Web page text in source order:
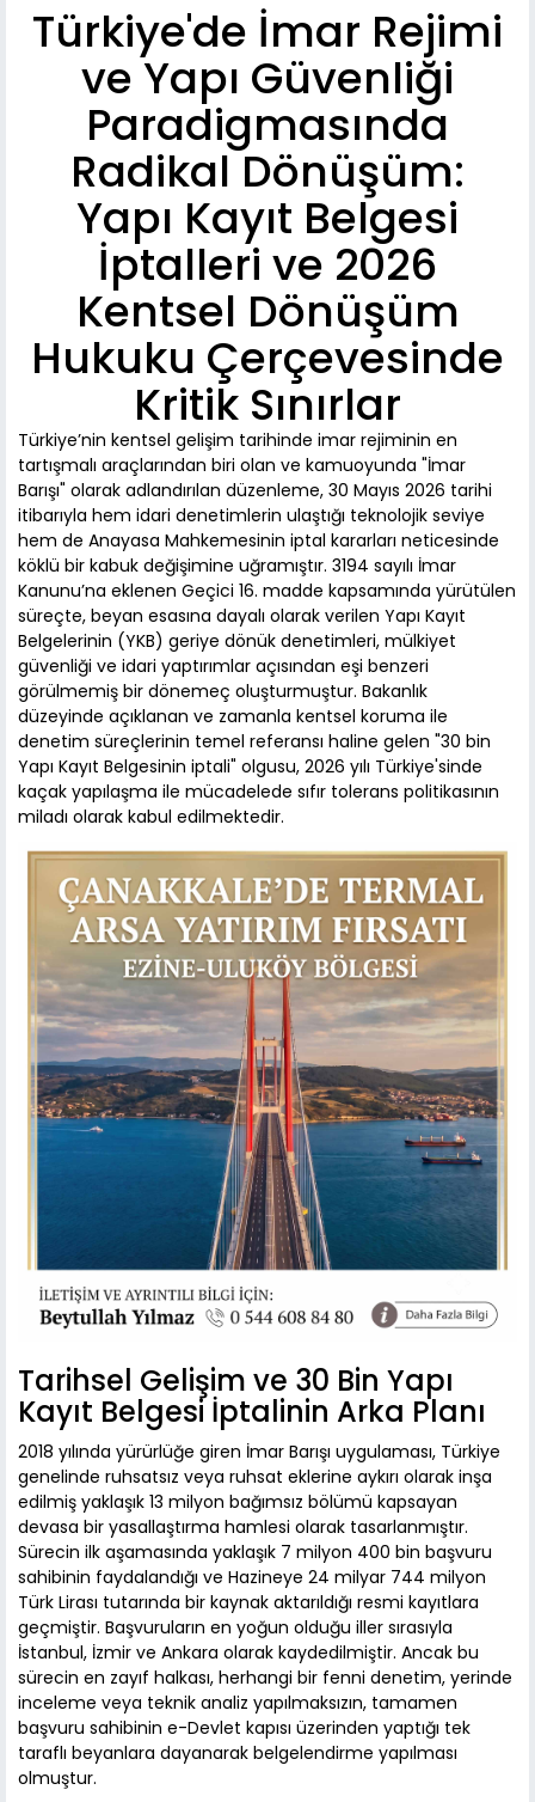
Türkiye'de İmar Rejimi
ve Yapı Güvenliği
Paradigmasında
Radikal Dönüşüm:
Yapı Kayıt Belgesi
İptalleri ve 2026
Kentsel Dönüşüm
Hukuku Çerçevesinde
Kritik Sınırlar
Türkiye’nin kentsel gelişim tarihinde imar rejiminin en
tartışmalı araçlarından biri olan ve kamuoyunda "İmar
Barışı" olarak adlandırılan düzenleme, 30 Mayıs 2026 tarihi
itibarıyla hem idari denetimlerin ulaştığı teknolojik seviye
hem de Anayasa Mahkemesinin iptal kararları neticesinde
köklü bir kabuk değişimine uğramıştır. 3194 sayılı İmar
Kanunu’na eklenen Geçici 16. madde kapsamında yürütülen
süreçte, beyan esasına dayalı olarak verilen Yapı Kayıt
Belgelerinin (YKB) geriye dönük denetimleri, mülkiyet
güvenliği ve idari yaptırımlar açısından eşi benzeri
görülmemiş bir dönemeç oluşturmuştur. Bakanlık
düzeyinde açıklanan ve zamanla kentsel koruma ile
denetim süreçlerinin temel referansı haline gelen "30 bin
Yapı Kayıt Belgesinin iptali" olgusu, 2026 yılı Türkiye'sinde
kaçak yapılaşma ile mücadelede sıfır tolerans politikasının
miladı olarak kabul edilmektedir.
Tarihsel Gelişim ve 30 Bin Yapı
Kayıt Belgesi İptalinin Arka Planı
2018 yılında yürürlüğe giren İmar Barışı uygulaması, Türkiye
genelinde ruhsatsız veya ruhsat eklerine aykırı olarak inşa
edilmiş yaklaşık 13 milyon bağımsız bölümü kapsayan
devasa bir yasallaştırma hamlesi olarak tasarlanmıştır.
Sürecin ilk aşamasında yaklaşık 7 milyon 400 bin başvuru
sahibinin faydalandığı ve Hazineye 24 milyar 744 milyon
Türk Lirası tutarında bir kaynak aktarıldığı resmi kayıtlara
geçmiştir. Başvuruların en yoğun olduğu iller sırasıyla
İstanbul, İzmir ve Ankara olarak kaydedilmiştir. Ancak bu
sürecin en zayıf halkası, herhangi bir fenni denetim, yerinde
inceleme veya teknik analiz yapılmaksızın, tamamen
başvuru sahibinin e-Devlet kapısı üzerinden yaptığı tek
taraflı beyanlara dayanarak belgelendirme yapılması
olmuştur.